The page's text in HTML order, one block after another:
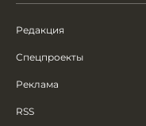
Редакция
Спецпроекты
Реклама
RSS